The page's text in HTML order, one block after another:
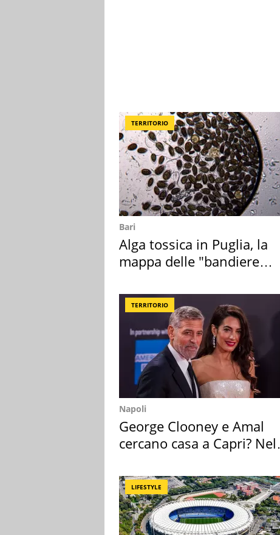
TERRITORIO
Bari
Alga tossica in Puglia, la
mappa delle "bandiere
TERRITORIO
Napoli
George Clooney e Amal
cercano casa a Capri? Nel
LIFESTYLE